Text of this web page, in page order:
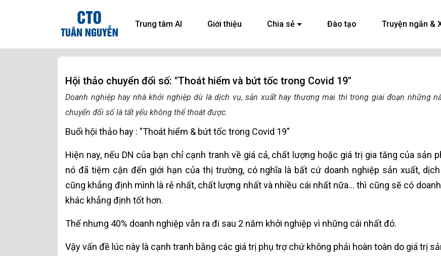
Trung tâm AI Giới thiệu Chia sẻ Đào tạo Truyện ngắn &
Hội thảo chuyển đổi số: "Thoát hiểm và bứt tốc trong Covid 19"
Doanh nghiệp hay nhà khởi nghiệp dù là dịch vụ, sản xuất hay thương mai thì trong giai đoạn những
chuyển đổi số là tất yếu không thể thoát được.
Buổi hội thảo hay : "Thoát hiểm & bứt tốc trong Covid 19"
Hiện nay, nếu DN của bạn chỉ cạnh tranh về giá cả, chất lượng hoặc giá trị gia tăng của sản
nó đã tiệm cận đến giới hạn của thị trường, có nghĩa là bất cứ doanh nghiệp sản xuất,
cũng khẳng định mình là rẻ nhất, chất lượng nhất và nhiều cái nhất nữa... thì cũng sẽ có
khác khẳng định tốt hơn.
Thế nhưng 40% doanh nghiệp vẫn ra đi sau 2 năm khởi nghiệp vì những cái nhất đó.
Vậy vấn đề lúc này là cạnh tranh bằng các giá trị phụ trợ chứ không phải hoàn toàn do giá trị